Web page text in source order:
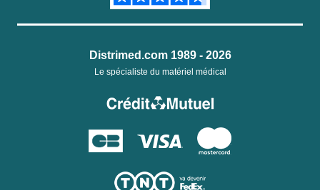
Distrimed.com 1989 - 2026
Le spécialiste du matériel médical